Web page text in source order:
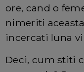
ore, cand o
nimeriti
incercati luna
Deci, cum stiti